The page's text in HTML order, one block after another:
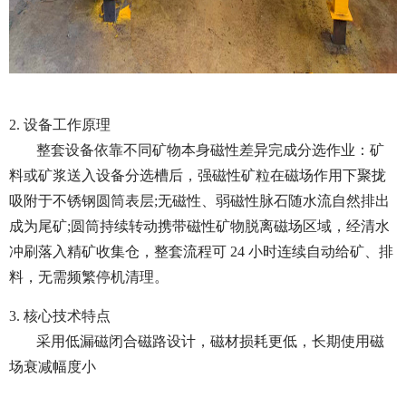
2. 设备工作原理
整套设备依靠不同矿物本身磁性差异完成分选作业：矿
料或矿浆送入设备分选槽后，强磁性矿粒在磁场作用下聚拢
吸附于不锈钢圆筒表层;无磁性、弱磁性脉石随水流自然排出
成为尾矿;圆筒持续转动携带磁性矿物脱离磁场区域，经清水
冲刷落入精矿收集仓，整套流程可 24 小时连续自动给矿、排
料，无需频繁停机清理。
3. 核心技术特点
采用低漏磁闭合磁路设计，磁材损耗更低，长期使用磁
场衰减幅度小